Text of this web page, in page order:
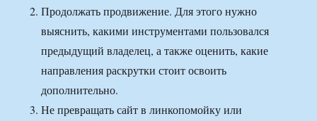
Продолжать продвижение. Для этого нужно
выяснить, какими инструментами пользовался
предыдущий владелец, а также оценить, какие
направления раскрутки стоит освоить
дополнительно.
Не превращать сайт в линкопомойку или